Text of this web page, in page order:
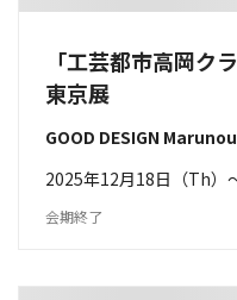
「工芸都市高岡ク
東京展
GOOD DESIGN
2025年12月18日（Th）
会期終了